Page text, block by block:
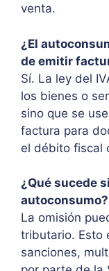
venta.
¿El
de emitir
Sí. La ley del
los bienes o
sino que se
factura para
el débito fiscal
¿Qué sucede
autoconsumo?
La omisión
tributario. Esto
sanciones,